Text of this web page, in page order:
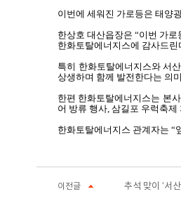
이번에 세워진 가로등은 태양
한상호 대산읍장은 “이번 가
한화토탈에너지스에 감사드린
특히 한화토탈에너지스와 서
상생하며 함께 발전한다는 의
한편 한화토탈에너지스는 본
어 방류 행사, 삼길포 우럭축제
한화토탈에너지스 관계자는 “
이전글 추석 맞이 ‘서